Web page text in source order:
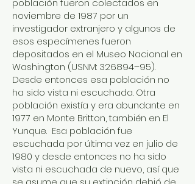
población fueron colectados en
noviembre de 1987 por un
investigador extranjero y algunos de
esos especímenes fueron
depositados en el Museo Nacional en
Washington (USNM: 326894–95).
Desde entonces esa población no
ha sido vista ni escuchada. Otra
población existía y era abundante en
1977 en Monte Britton, también en El
Yunque. Esa población fue
escuchada por última vez en julio de
1980 y desde entonces no ha sido
vista ni escuchada de nuevo, así que